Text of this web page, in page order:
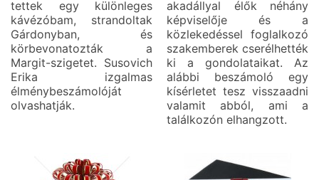
tettek egy különleges
kávézóbam, strandoltak
Gárdonyban, és
körbevonatozták a
Margit-szigetet. Susovich
Erika izgalmas
élménybeszámolóját
olvashatják.
akadállyal élők néhány
képviselője és a
közlekedéssel foglalkozó
szakemberek cserélhették
ki a gondolataikat. Az
alábbi beszámoló egy
kísérletet tesz visszaadni
valamit abból, ami a
találkozón elhangzott.